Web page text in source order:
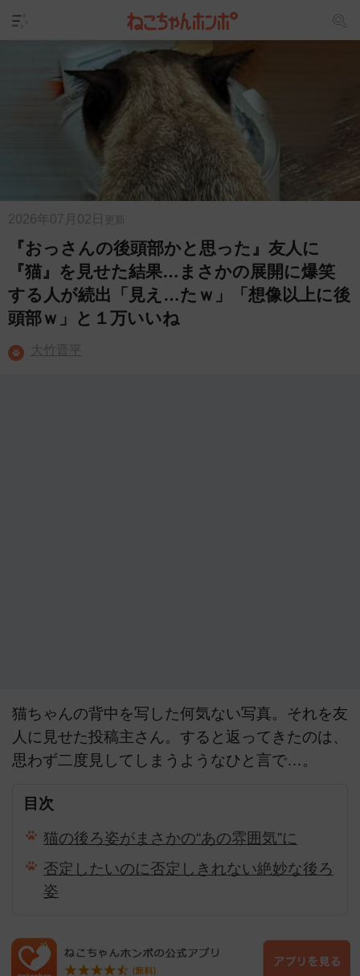
2026年07月02日 更新
『おっさんの後頭部かと思った』友人に
『猫』を見せた結果…まさかの展開に爆笑
する人が続出「見え…たｗ」「想像以上に後
頭部ｗ」と１万いいね
大竹晋平
猫ちゃんの背中を写した何気ない写真。それを友
人に見せた投稿主さん。すると返ってきたのは、
思わず二度見してしまうようなひと言で…。
目次
猫の後ろ姿がまさかの“あの雰囲気”に
否定したいのに否定しきれない絶妙な後ろ
姿